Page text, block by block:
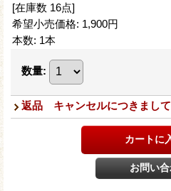
[在庫数 16点]
希望小売価格: 1,900円
本数: 1本
数量:
返品 キャンセルにつきまして